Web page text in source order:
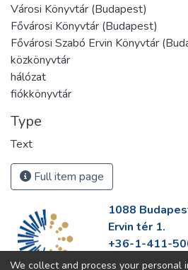
Városi Könyvtár (Budapest)
Fővárosi Könyvtár (Budapest)
Fővárosi Szabó Ervin Könyvtár
közkönyvtár
hálózat
fiókkönyvtár
Type
Text
Full item page
1088
Ervin tér 1.
+36-1-411-
info@fszek.hu
We collect and process your personal